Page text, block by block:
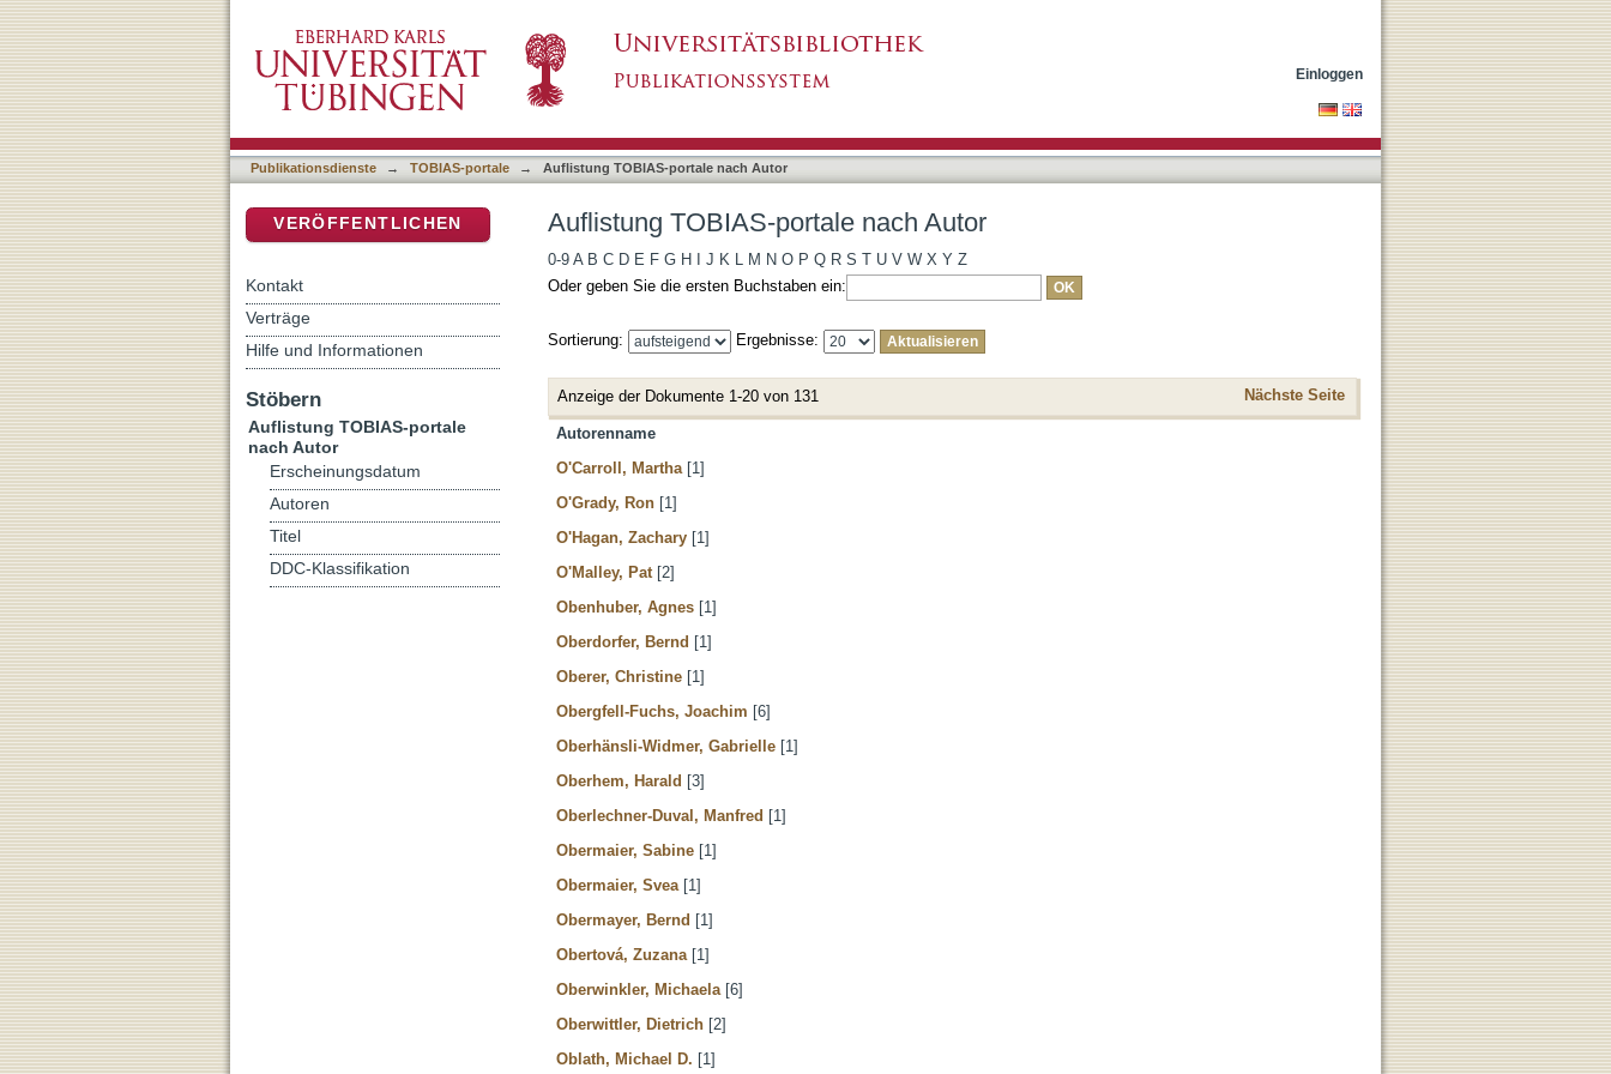
Einloggen
Publikationsdienste → TOBIAS-portale → Auflistung TOBIAS-portale nach Autor
Auflistung TOBIAS-portale nach Autor
0-9 A B C D E F G H J K L M N O P Q R S T U V W X Y Z
Oder geben Sie die ersten Buchstaben ein:
Sortierung: Ergebnisse:
Anzeige der Dokumente 1-20 von 131 Nächste Seite
Autorenname
O'Carroll, Martha [1]
O'Grady, Ron [1]
O'Hagan, Zachary [1]
O'Malley, Pat [2]
Obenhuber, Agnes [1]
Oberdorfer, Bernd [1]
Oberer, Christine [1]
Obergfell-Fuchs, Joachim [6]
Oberhänsli-Widmer, Gabrielle [1]
Oberhem, Harald [3]
Oberlechner-Duval, Manfred [1]
Obermaier, Sabine [1]
Obermaier, Svea [1]
Obermayer, Bernd [1]
Obertová, Zuzana [1]
Oberwinkler, Michaela [6]
Oberwittler, Dietrich [2]
Oblath, Michael D. [1]
VERÖFFENTLICHEN
Kontakt
Verträge
Hilfe und Informationen
Stöbern
Auflistung TOBIAS-portale
nach Autor
Erscheinungsdatum
Autoren
Titel
DDC-Klassifikation